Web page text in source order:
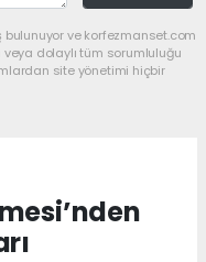
bulunuyor ve korfezmanset.com
dolaylı tüm sorumluluğu
site yönetimi hiçbir